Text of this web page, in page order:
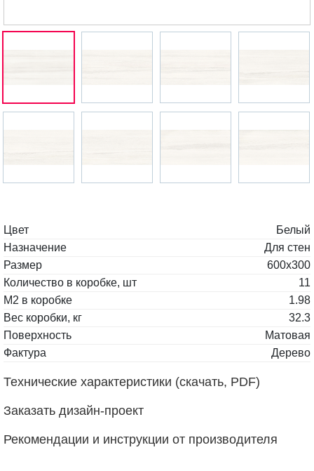
Цвет
Белый
Назначение
Для стен
Размер
600x300
Количество в коробке, шт
11
М2 в коробке
1.98
Вес коробки, кг
32.3
Поверхность
Матовая
Фактура
Дерево
Технические характеристики (скачать, PDF)
Заказать дизайн-проект
Рекомендации и инструкции от производителя